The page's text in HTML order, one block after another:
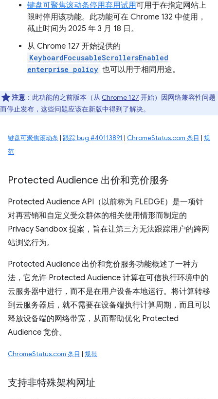
键盘可聚焦滚动条停用弃用试用可用于在指定网站上
限时停用该功能。此功能可在 Chrome 132 中使用，
截止时间为 2025 年 3 月 18 日。
从 Chrome 127 开始提供的
KeyboardFocusableScrollersEnabled
enterprise policy 也可以用于相同用途。
注意 ：此功能的之前版本（从 Chrome 127 开始）因网络兼容性问题
而停止发布，这些问题应该在新版中得到了解决。
键盘可聚焦滚动条 | 跟踪 bug #40113891 | ChromeStatus.com 条目 | 规
范
Protected Audience 出价和竞价服务
Protected Audience API（以前称为 FLEDGE）是一项针
对再营销和自定义受众群体的相关使用情形而制定的
Privacy Sandbox 提案，旨在让第三方无法跟踪用户的跨网
站浏览行为。
Protected Audience 出价和竞价服务功能概述了一种方
法，它允许 Protected Audience 计算在可信执行环境中的
云服务器中进行，而不是在用户设备本地运行。将计算转移
到云服务器后，就不需要在设备端执行计算周期，而且可以
释放设备端的网络带宽，从而帮助优化 Protected
Audience 竞价。
ChromeStatus.com 条目 | 规范
支持非特殊架构网址